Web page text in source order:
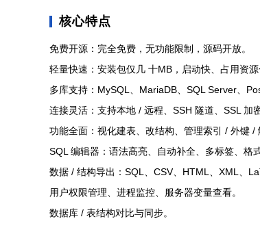
核心特点
免费开源：完全免费，无功能限制，源码开放。
轻量快速：安装包仅几 十MB，启动快、占用资源
多库支持：MySQL、MariaDB、SQL Server、
连接灵活：支持本地 / 远程、SSH 隧道、SSL 加
功能全面：视化建表、改结构、管理索引 / 外键 /
SQL 编辑器：语法高亮、自动补全、多标签、格
数据 / 结构导出：SQL、CSV、HTML、XML、
用户权限管理、进程监控、服务器变量查看。
数据库 / 表结构对比与同步。